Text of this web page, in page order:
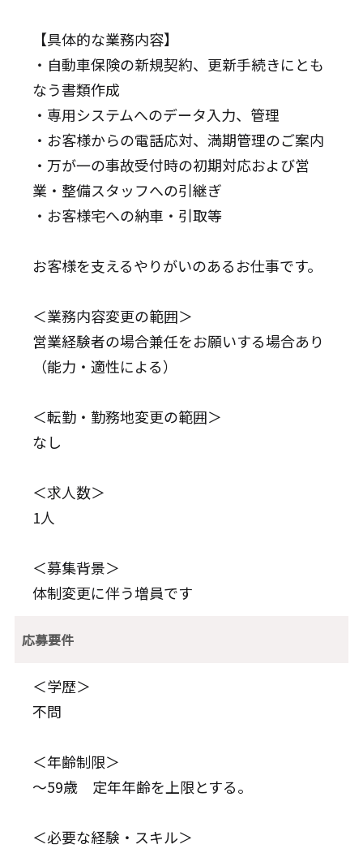
【具体的な業務内容】
・自動車保険の新規契約、更新手続きにとも
なう書類作成
・専用システムへのデータ入力、管理
・お客様からの電話応対、満期管理のご案内
・万が一の事故受付時の初期対応および営
業・整備スタッフへの引継ぎ
・お客様宅への納車・引取等
お客様を支えるやりがいのあるお仕事です。
＜業務内容変更の範囲＞
営業経験者の場合兼任をお願いする場合あり
（能力・適性による）
＜転勤・勤務地変更の範囲＞
なし
＜求人数＞
1人
＜募集背景＞
体制変更に伴う増員です
応募要件
＜学歴＞
不問
＜年齢制限＞
～59歳 定年年齢を上限とする。
＜必要な経験・スキル＞